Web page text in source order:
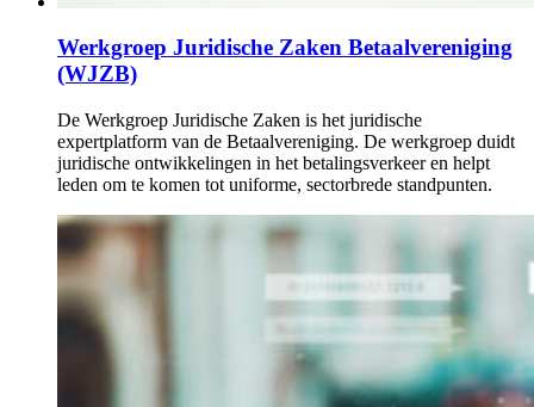
Werkgroep Juridische Zaken Betaalvereniging
(WJZB)
De Werkgroep Juridische Zaken is het juridische
expertplatform van de Betaalvereniging. De werkgroep duidt
juridische ontwikkelingen in het betalingsverkeer en helpt
leden om te komen tot uniforme, sectorbrede standpunten.